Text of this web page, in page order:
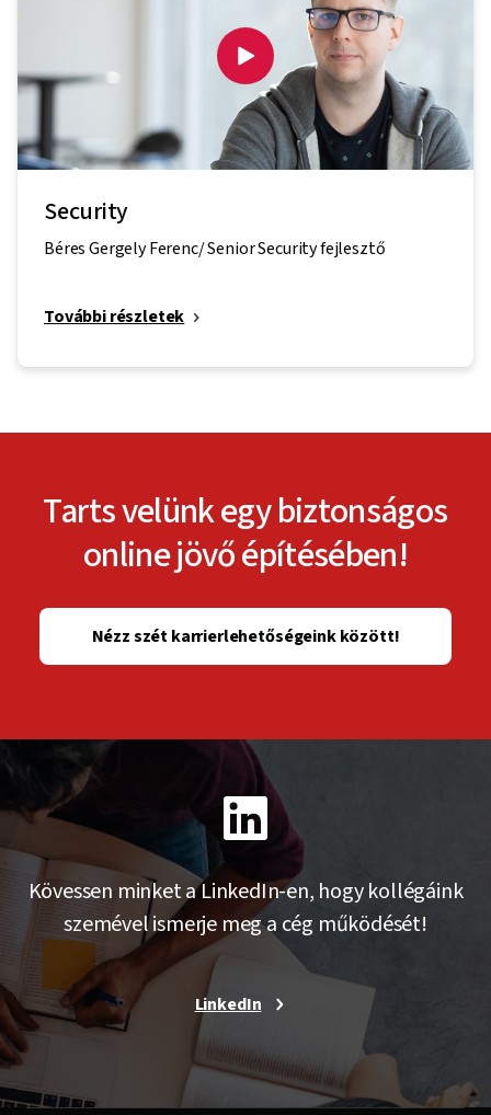
Security
Béres Gergely Ferenc/ Senior Security fejlesztő
További részletek
Tarts velünk egy biztonságos
online jövő építésében!
Nézz szét karrierlehetőségeink között!
Kövessen minket a LinkedIn-en, hogy kollégáink
szemével ismerje meg a cég működését!
LinkedIn